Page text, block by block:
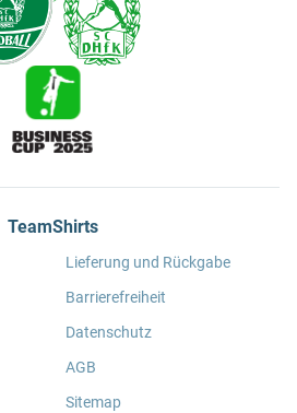
TeamShirts
Lieferung und Rückgabe
Barrierefreiheit
Datenschutz
AGB
Sitemap